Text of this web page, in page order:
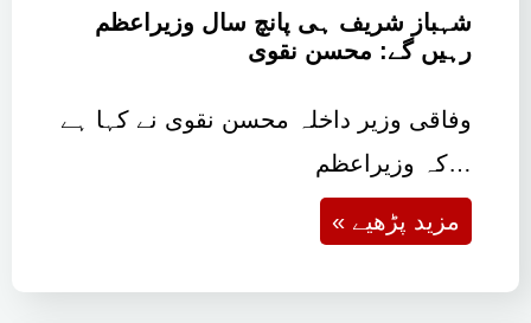
شہباز شریف ہی پانچ سال وزیراعظم
رہیں گے: محسن نقوی
وفاقی وزیر داخلہ محسن نقوی نے کہا ہے
کہ وزیراعظم…
« مزید پڑھیے